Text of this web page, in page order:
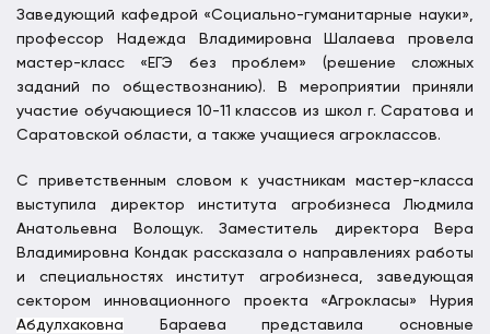
Заведующий кафедрой «Социально-гуманитарные науки»,
профессор Надежда Владимировна Шалаева провела
мастер-класс «ЕГЭ без проблем» (решение сложных
заданий по обществознанию). В мероприятии приняли
участие обучающиеся 10-11 классов из школ г. Саратова и
Саратовской области, а также учащиеся агроклассов.
С приветственным словом к участникам мастер-класса
выступила директор института агробизнеса Людмила
Анатольевна Волощук. Заместитель директора Вера
Владимировна Кондак рассказала о направлениях работы
и специальностях институт агробизнеса, заведующая
сектором инновационного проекта «Агрокласы» Нурия
Абдулхаковна Бараева представила основные